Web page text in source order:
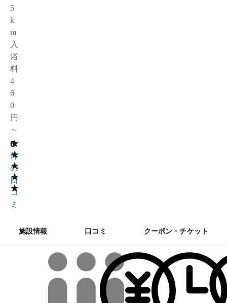
5
k
m
入
浴
料
4
6
0
円
～
★
★
★
★
★
0
0
件
の
口
コ
ミ
施設情報 口コミ クーポン・チケット